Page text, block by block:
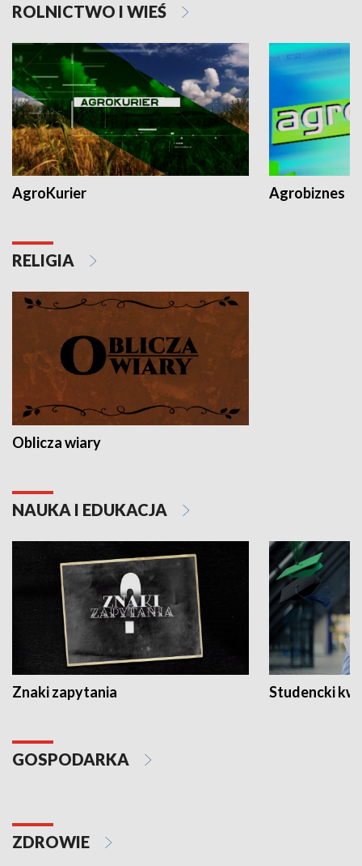
ROLNICTWO I WIEŚ
AgroKurier Agrobiznes
RELIGIA
Oblicza wiary
NAUKA I EDUKACJA
Znaki zapytania Studencki
GOSPODARKA
ZDROWIE